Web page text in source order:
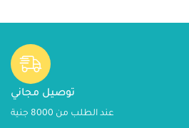
توصيل مجاني
عند الطلب من 8000 جنية